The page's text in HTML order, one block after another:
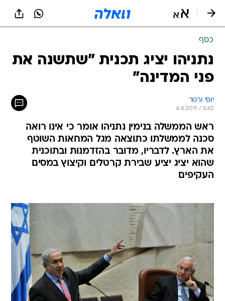
כסף
נתניהו יציג תכנית "שתשנה את
פני המדינה"
יוסי ורטר
4.8.2011 / 5:42
ראש הממשלה בנימין נתניהו אומר כי אינו רואה
סכנה לממשלתו כתוצאה מגל המחאות השוטף
את הארץ. לדבריו, מדובר בהזדמנות ובתוכנית
שהוא יציג יציע שבירת קרטלים וקיצוץ במסים
העקיפים